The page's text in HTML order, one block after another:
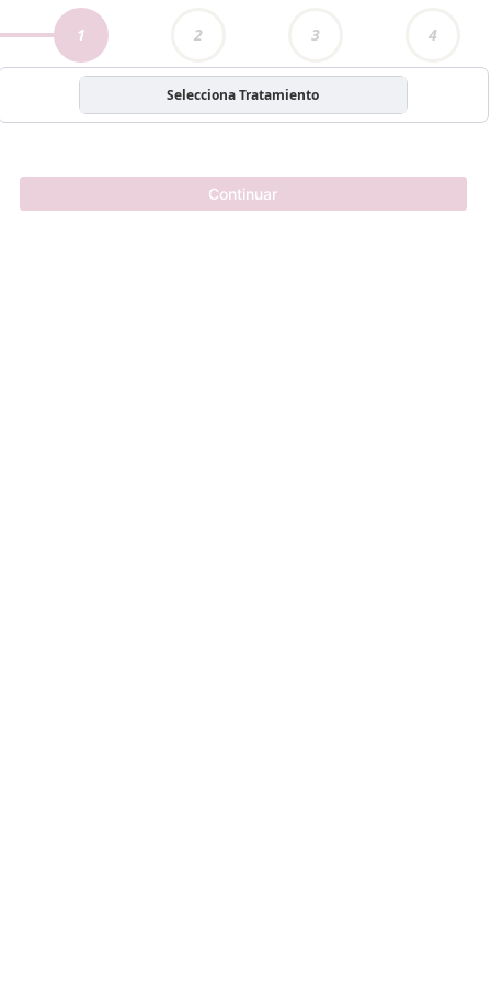
1 2 3 4
Selecciona Tratamiento
Continuar